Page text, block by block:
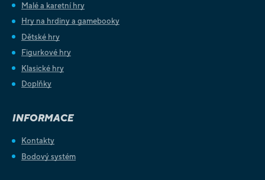
Malé a karetní hry
Hry na hrdiny a gamebooky
Dětské hry
Figurkové hry
Klasické hry
Doplňky
INFORMACE
Kontakty
Bodový systém